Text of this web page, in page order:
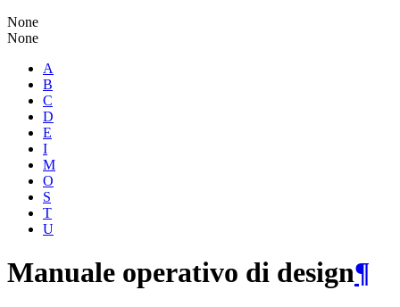
None
None
A
B
C
D
E
I
M
O
S
T
U
Manuale operativo di design¶